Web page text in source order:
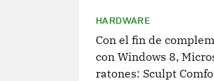
HARDWARE
Con el fin de
con Windows 8,
ratones: Sculpt